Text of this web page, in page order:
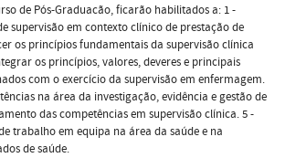
de Pós-Graduacão, ficarão habilitados a: 1 -
supervisão em contexto clínico de prestação de
os princípios fundamentais da supervisão clínica
os princípios, valores, deveres e principais
com o exercício da supervisão em enfermagem.
na área da investigação, evidência e gestão de
das competências em supervisão clínica. 5 -
trabalho em equipa na área da saúde e na
de saúde.